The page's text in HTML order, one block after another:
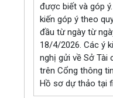
được biết và góp
kiến góp ý theo
đầu từ ngày từ
18/4/2026. Các ý
nghị gửi về Sở Tài
trên Cổng thông
Hồ sơ dự thảo tại